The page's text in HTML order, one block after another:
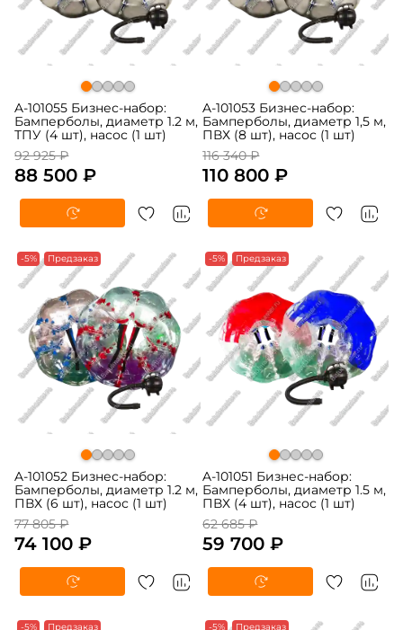
A-101055 Бизнес-набор:
Бамперболы, диаметр 1.2 м,
ТПУ (4 шт), насос (1 шт)
92 925 ₽
88 500 ₽
A-101053 Бизнес-набор:
Бамперболы, диаметр 1,5 м,
ПВХ (8 шт), насос (1 шт)
116 340 ₽
110 800 ₽
-5% Предзаказ
A-101052 Бизнес-набор:
Бамперболы, диаметр 1.2 м,
ПВХ (6 шт), насос (1 шт)
77 805 ₽
74 100 ₽
-5% Предзаказ
A-101051 Бизнес-набор:
Бамперболы, диаметр 1.5 м,
ПВХ (4 шт), насос (1 шт)
62 685 ₽
59 700 ₽
-5% Предзаказ -5% Предзаказ